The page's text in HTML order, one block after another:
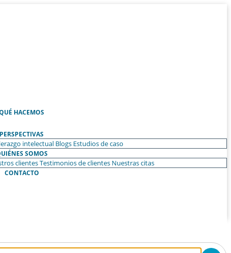
HACEMOS
PERSPECTIVAS
intelectual Blogs Estudios de caso
SOMOS
clientesTestimonios de clientes Nuestras citas
CONTACTO